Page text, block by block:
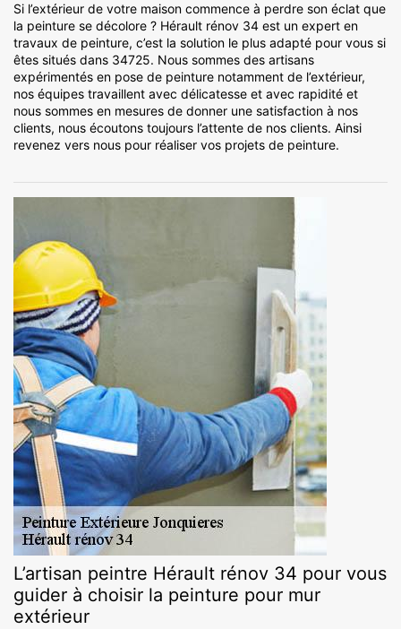
Si l’extérieur de votre maison commence à perdre son éclat que
la peinture se décolore ? Hérault rénov 34 est un expert en
travaux de peinture, c’est la solution le plus adapté pour vous si
êtes situés dans 34725. Nous sommes des artisans
expérimentés en pose de peinture notamment de l’extérieur,
nos équipes travaillent avec délicatesse et avec rapidité et
nous sommes en mesures de donner une satisfaction à nos
clients, nous écoutons toujours l’attente de nos clients. Ainsi
revenez vers nous pour réaliser vos projets de peinture.
L’artisan peintre Hérault rénov 34 pour vous
guider à choisir la peinture pour mur
extérieur